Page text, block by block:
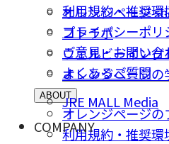
オレンジページ
コトラボ
ウェルビーイング
オレンジページの
JRE MALL Media
利用規約・推奨環
プライバシーポリ
ご意⾒・お問い合
よくあるご質問
ABOUT
オレンジページの
利用規約・推奨環
COMPANY